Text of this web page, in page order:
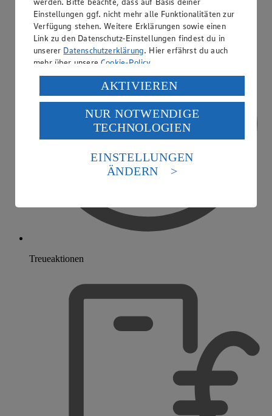
Treueaktionen
Einstellungen ggf. nicht mehr alle Funktionalitäten zur
Verfügung stehen. Weitere Erklärungen sowie einen
Link zu den Datenschutz-Einstellungen findest du in
unserer Datenschutzerklärung. Hier erfährst du auch
mehr über unsereCookie-Policy.
Verarbeitung deiner personenbezogenen Daten in den
USA durch Facebook und YouTube:
Wenn du auf „Aktivieren“ klickst, willigst du im Sinne
des Art. 49 Abs. 1 Satz 1 lit. a) DSGVO ein, dass deine
Daten in den USA verarbeitet werden. Der EuGH sieht
die USA als Land mit einem nach europäischen
Standards nicht angemessenen Datenschutzniveau an.
Es besteht das Risiko eines Zugriffs durch US-
Informationen zum Herausgeber der Seite findest du
AKTIVIEREN
NUR NOTWENDIGE
TECHNOLOGIEN
EINSTELLUNGEN
ÄNDERN